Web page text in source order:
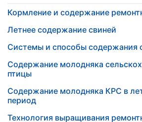
Кормление и содержание
Летнее содержание свиней
Системы и способы содержания
Содержание молодняка
птицы
Содержание молодняка КРС в
период
Технология выращивания